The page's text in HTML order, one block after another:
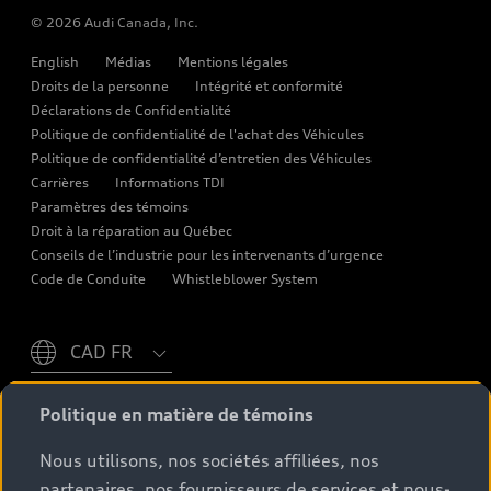
Assistance routière
Centres de carrosserie Audi
Audi Sans Souci
Garanties Audi et couverture
© 2026 Audi Canada, Inc.
English Médias
Mentions légales
Droits de la personne
Intégrité et conformité
Déclarations de Confidentialité
Politique de confidentialité de l'achat des Véhicules
Politique de confidentialité d’entretien des Véhicules
Carrières
Informations TDI
Paramètres des témoins
Droit à la réparation au Québec
Conseils de l’industrie pour les intervenants d’urgence
Code de Conduite
Whistleblower System
* Les prix indiqués sur les pages contenant des renseignements
la page Configuration et prix, proviennent du site d’entreprise
Politique en matière de témoins
Nous utilisons, nos sociétés affiliées, nos